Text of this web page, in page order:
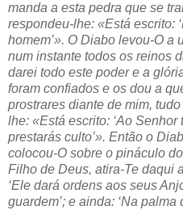
manda a esta pedra que se
respondeu-lhe: «Está escrito:
homem’». O Diabo levou-O a
num instante todos os reinos
darei todo este poder e a
foram confiados e os dou a
prostrares diante de mim,
lhe: «Está escrito: ‘Ao
prestarás culto’». Então o
colocou-O sobre o pináculo
Filho de Deus, atira-Te daqui
‘Ele dará ordens aos seus
guardem’; e ainda: ‘Na